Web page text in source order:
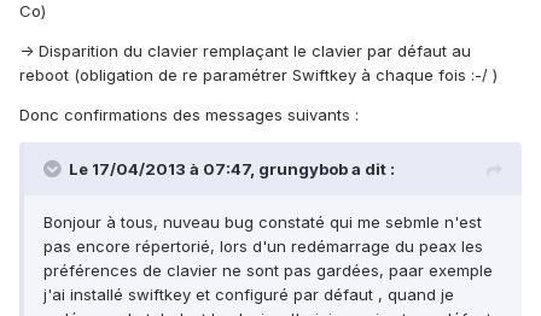
Co)
-> Disparition du clavier remplaçant le clavier par défaut au
reboot (obligation de re paramétrer Swiftkey à chaque fois :-/ )
Donc confirmations des messages suivants :
Le 17/04/2013 à 07:47, grungybob a dit :
Bonjour à tous, nuveau bug constaté qui me sebmle n'est
pas encore répertorié, lors d'un redémarrage du peax les
préférences de clavier ne sont pas gardées, paar exemple
j'ai installé swiftkey et configuré par défaut , quand je